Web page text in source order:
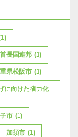
長国連邦 (1)
県松阪市 (1)
に向けた省力化
市 (1)
加須市 (1)